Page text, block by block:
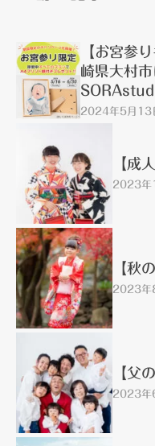
【お宮参
崎県大村
2024年5月13
【成
2023年
【秋
2023年
【父
2023年